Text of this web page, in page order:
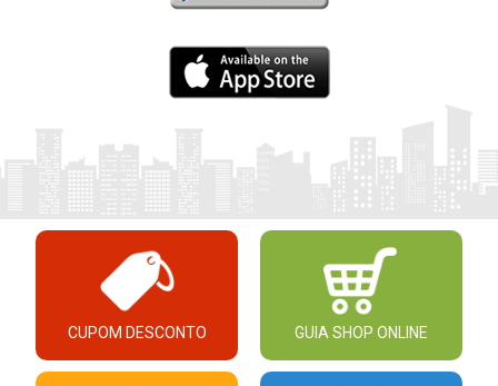
CUPOM DESCONTO GUIA SHOP ONLINE